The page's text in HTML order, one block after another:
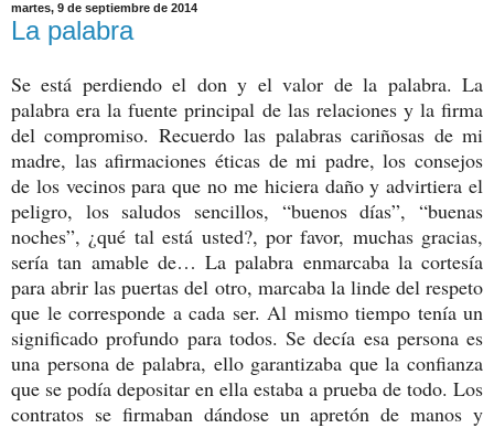
martes, 9 de septiembre de 2014
La palabra
Se está perdiendo el don y el valor de la palabra. La
palabra era la fuente principal de las relaciones y la firma
del compromiso. Recuerdo las palabras cariñosas de mi
madre, las afirmaciones éticas de mi padre, los consejos
de los vecinos para que no me hiciera daño y advirtiera el
peligro, los saludos sencillos, “buenos días”, “buenas
noches”, ¿qué tal está usted?, por favor, muchas gracias,
sería tan amable de… La palabra enmarcaba la cortesía
para abrir las puertas del otro, marcaba la linde del respeto
que le corresponde a cada ser. Al mismo tiempo tenía un
significado profundo para todos. Se decía esa persona es
una persona de palabra, ello garantizaba que la confianza
que se podía depositar en ella estaba a prueba de todo. Los
contratos se firmaban dándose un apretón de manos y